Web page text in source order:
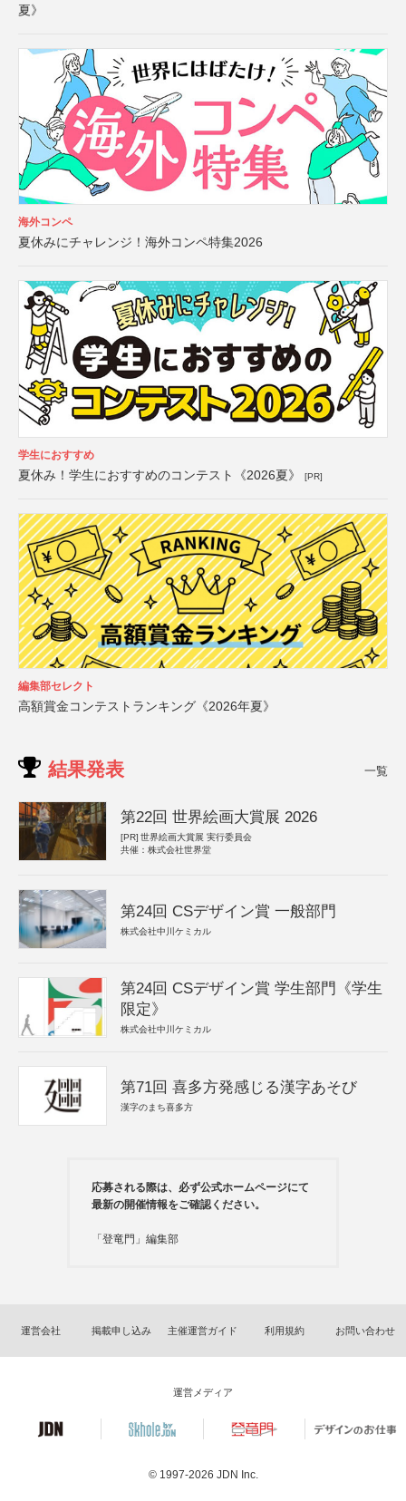
夏》
海外コンペ
夏休みにチャレンジ！海外コンペ特集2026
学生におすすめ
夏休み！学生におすすめのコンテスト《2026夏》 [PR]
編集部セレクト
高額賞金コンテストランキング《2026年夏》
結果発表 一覧
第22回 世界絵画大賞展 2026
[PR] 世界絵画大賞展 実行委員会
共催：株式会社世界堂
第24回 CSデザイン賞 一般部門
株式会社中川ケミカル
第24回 CSデザイン賞 学生部門《学生
限定》
株式会社中川ケミカル
第71回 喜多方発感じる漢字あそび
漢字のまち喜多方
応募される際は、必ず公式ホームページにて
最新の開催情報をご確認ください。
「登竜門」編集部
運営会社 掲載申し込み 主催運営ガイド 利用規約 お問い合わせ
運営メディア
© 1997-2026 JDN Inc.